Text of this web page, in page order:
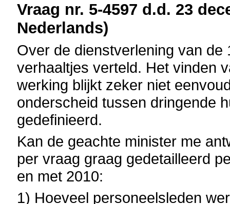
Vraag nr. 5-4597 d.d. 23
Nederlands)
Over de dienstverlening van
verhaaltjes verteld. Het vinden
werking blijkt zeker niet
onderscheid tussen dringende
gedefinieerd.
Kan de geachte minister me
per vraag graag gedetailleerd
en met 2010:
1) Hoeveel personeelsleden